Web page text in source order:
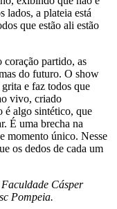
lados, a plateia está
que estão ali estão
coração partido, as
do futuro. O show
e faz todos que
vivo, criado
é algo sintético, que
É uma brecha na
momento único. Nesse
os dedos de cada um
Cásper
Pompeia.